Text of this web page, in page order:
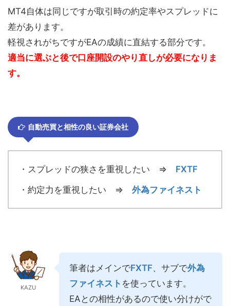
MT4自体は同じですが取引時の約定率やスプレッドに
差があります。
軽視されがちですがEAの成績に直結する部分です。
適当に選ぶと後で口座開設のやり直しが必要になりま
す。
自動売買と相性の良い証券会社
・スプレッドの狭さを重視したい ⇒ FXTF
・約定力を重視したい ⇒ 外為ファイネスト
KAZU
筆者はメインでFXTF、サブで外為
ファイネスト を使っています。
EAとの相性があるので使い分けがで